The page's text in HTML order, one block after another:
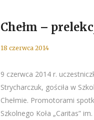
Chełm –
18 czerwca 2014
9 czerwca 2014 r.
Strycharczuk, gościła w
Chełmie. Promotorami
Szkolnego Koła „Caritas”